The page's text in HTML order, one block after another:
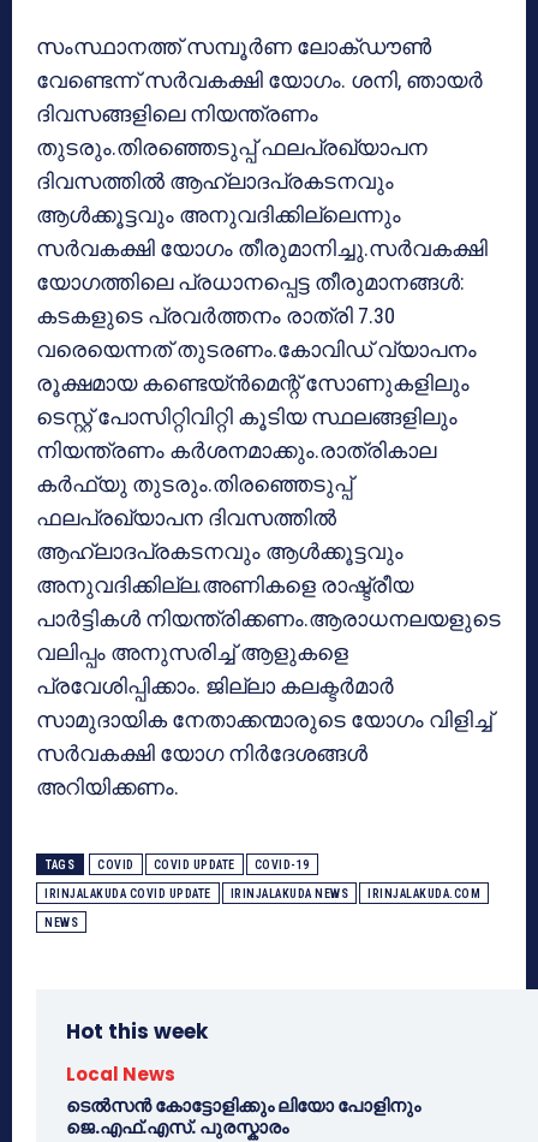
സംസ്ഥാനത്ത് സമ്പൂര്‍ണ ലോക്ഡൗണ്‍
വേണ്ടെന്ന് സര്‍വകക്ഷി യോഗം. ശനി, ഞായര്‍
ദിവസങ്ങളിലെ നിയന്ത്രണം
തുടരും.തിരഞ്ഞെടുപ്പ് ഫലപ്രഖ്യാപന
ദിവസത്തില്‍ ആഹ്ലാദപ്രകടനവും
ആള്‍ക്കൂട്ടവും അനുവദിക്കില്ലെന്നും
സര്‍വകക്ഷി യോഗം തീരുമാനിച്ചു.സര്‍വകക്ഷി
യോഗത്തിലെ പ്രധാനപ്പെട്ട തീരുമാനങ്ങള്‍:
കടകളുടെ പ്രവര്‍ത്തനം രാത്രി 7.30
വരെയെന്നത് തുടരണം.കോവിഡ് വ്യാപനം
രൂക്ഷമായ കണ്ടെയ്ന്‍മെന്റ് സോണുകളിലും
ടെസ്റ്റ് പോസിറ്റിവിറ്റി കൂടിയ സ്ഥലങ്ങളിലും
നിയന്ത്രണം കര്‍ശനമാക്കും.രാത്രികാല
കര്‍ഫ്യു തുടരും.തിരഞ്ഞെടുപ്പ്
ഫലപ്രഖ്യാപന ദിവസത്തില്‍
ആഹ്ലാദപ്രകടനവും ആള്‍ക്കൂട്ടവും
അനുവദിക്കില്ല.അണികളെ രാഷ്ട്രീയ
പാര്‍ട്ടികള്‍ നിയന്ത്രിക്കണം.ആരാധനലയളുടെ
വലിപ്പം അനുസരിച്ച് ആളുകളെ
പ്രവേശിപ്പിക്കാം. ജില്ലാ കലക്ടര്‍മാര്‍
സാമുദായിക നേതാക്കന്മാരുടെ യോഗം വിളിച്ച്
സര്‍വകക്ഷി യോഗ നിര്‍ദേശങ്ങള്‍
അറിയിക്കണം.
TAGS COVID COVID UPDATE COVID-19
IRINJALAKUDA COVID UPDATE IRINJALAKUDA NEWS IRINJALAKUDA.COM
NEWS
Hot this week
Local News
ടെൽസൻ കോട്ടോളിക്കും ലിയോ പോളിനും
ജെ.എഫ്.എസ്. പുരസ്കാരം